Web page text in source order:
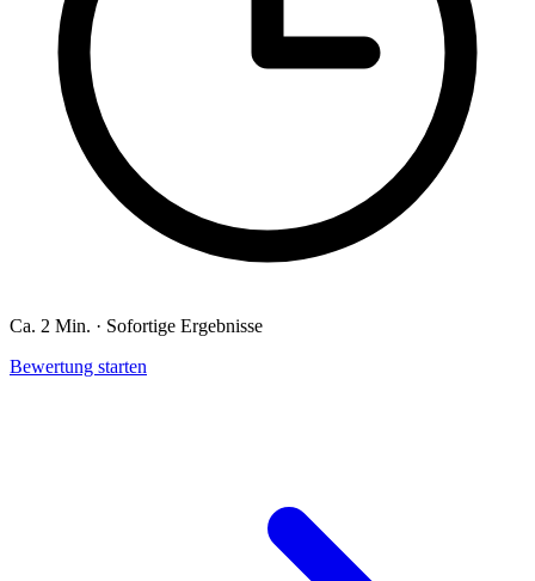
Ca. 2 Min. · Sofortige Ergebnisse
Bewertung starten